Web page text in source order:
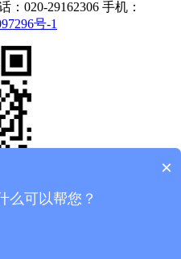
：020-29162306 手机：
号-1
×
么可以帮您？